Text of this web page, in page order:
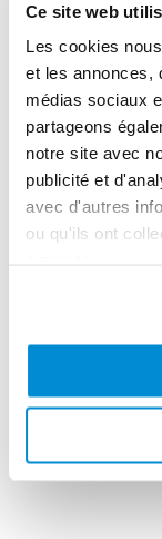
Ce site web
Les cookies
et les annonces,
médias sociaux
partageons
notre site avec
publicité et
avec d'autres
ou qu'ils ont
3284660410974
CES